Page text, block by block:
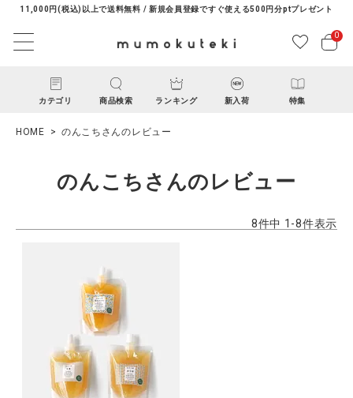
11,000円(税込)以上で送料無料 / 新規会員登録ですぐ使える500円分ptプレゼント
0
カテゴリ 商品検索 ランキング 新入荷 特集
ようこそ ゲスト 様
HOME のんこちさんのレビュー
のんこちさんのレビュー
8件中 1 -8件表示